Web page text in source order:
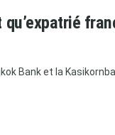
Bank et la